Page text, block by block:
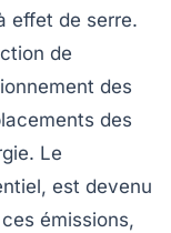
effet de serre.
de
des
des
Le
est devenu
émissions,